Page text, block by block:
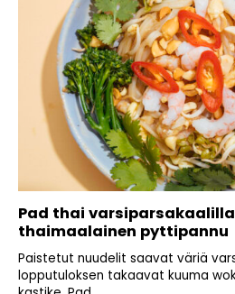
Pad thai
thaimaalainen pyttipannu
Paistetut nuudelit saavat väriä
lopputuloksen takaavat kuuma